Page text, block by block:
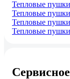
Тепловые
Тепловые
Тепловые
Тепловые